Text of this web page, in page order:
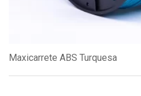
Maxicarrete ABS Turquesa